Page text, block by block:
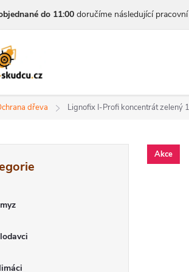
do 11:00 doručíme následující
dřeva Lignofix I-Profi koncentrát zelený
Akce